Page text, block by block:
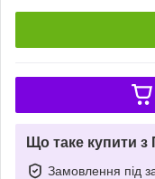
Що таке купити
Замовлення під